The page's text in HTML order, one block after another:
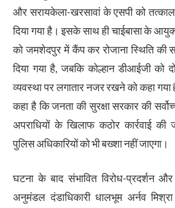
और सरायकेला-खरसावां के एसपी को
दिया गया है। इसके साथ ही चाईबासा के
को जमशेदपुर में कैंप कर रोजाना स्थिति की
दिया गया है, जबकि कोल्हान डीआईजी को
व्यवस्था पर लगातार नजर रखने को कहा
कहा है कि जनता की सुरक्षा सरकार की
अपराधियों के खिलाफ कठोर कार्रवाई की
पुलिस अधिकारियों को भी बख्शा नहीं जाएगा।
घटना के बाद संभावित विरोध-प्रदर्शन
अनुमंडल दंडाधिकारी धालभूम अर्नव